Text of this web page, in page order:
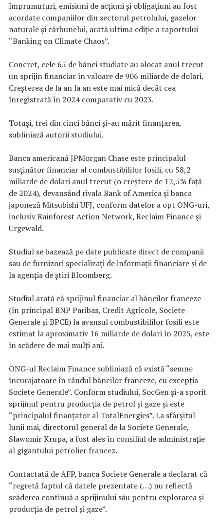
împrumuturi, emisiuni de acţiuni şi obligaţiuni au fost
acordate companiilor din sectorul petrolului, gazelor
naturale şi cărbunelui, arată ultima ediţie a raportului
“Banking on Climate Chaos”.
Concret, cele 65 de bănci studiate au alocat anul trecut
un sprijin financiar în valoare de 906 miliarde de dolari.
Creşterea de la an la an este mai mică decât cea
înregistrată în 2024 comparativ cu 2023.
Totuşi, trei din cinci bănci şi-au mărit finanţarea,
subliniază autorii studiului.
Banca americană JPMorgan Chase este principalul
susţinător financiar al combustibililor fosili, cu 58,2
miliarde de dolari anul trecut (o creştere de 12,5% faţă
de 2024), devansând rivala Bank of America şi banca
japoneză Mitsubishi UFJ, conform datelor a opt ONG-uri,
inclusiv Rainforest Action Network, Reclaim Finance şi
Urgewald.
Studiul se bazează pe date publicate direct de companii
sau de furnizori specializaţi de informaţii financiare şi de
la agenţia de ştiri Bloomberg.
Studiul arată că sprijinul financiar al băncilor franceze
(în principal BNP Paribas, Credit Agricole, Societe
Generale şi BPCE) la avansul combustibililor fosili este
estimat la aproximativ 16 miliarde de dolari în 2025, este
în scădere de mai mulţi ani.
ONG-ul Reclaim Finance subliniază că există “semne
încurajatoare în rândul băncilor franceze, cu excepţia
Societe Generale”. Conform studiului, SocGen şi-a sporit
sprijinul pentru producţia de petrol şi gaze şi este
“principalul finanţator al TotalEnergies”. La sfârşitul
lunii mai, directorul general de la Societe Generale,
Slawomir Krupa, a fost ales în consiliul de administraţie
al gigantului petrolier francez.
Contactată de AFP, banca Societe Generale a declarat că
“regretă faptul că datele prezentate (…) nu reflectă
scăderea continuă a sprijinului său pentru explorarea şi
producţia de petrol şi gaze”.